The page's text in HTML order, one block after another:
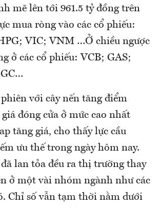
mẽ lên tới 961.5 tỷ đồng trên
mua ròng vào các cổ phiếu:
VIC; VNM …Ở chiều ngược
ở các cổ phiếu: VCB; GAS;
với cây nến tăng điểm
đóng cửa ở mức cao nhất
tăng giá, cho thấy lực cầu
ưu thế trong ngày hôm nay.
lan tỏa đều ra thị trường thay
ở một vài nhóm ngành như các
Chỉ số vẫn tạm thời nằm dưới